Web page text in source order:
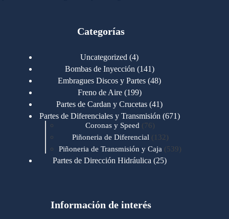
Categorías
Uncategorized 44
productos
Bombas de Inyección 141141
productos
Embragues Discos y Partes 4848
Freno de Aire 199199
productos
Partes de Cardan y Crucetas 4141
productos
Partes de Diferenciales y Transmisión 671671
Coronas y Speed 7676
productos
Piñoneria de Diferencial 132 132
productos
Piñoneria de Transmisión y Caja 539539
Partes de Dirección Hidráulica 2525
Motores Cummins 723
Información de interés